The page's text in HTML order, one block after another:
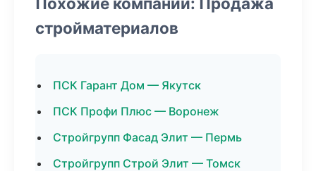
стройматериалов
ПСК Гарант Дом — Якутск
ПСК Профи Плюс — Воронеж
Стройгрупп Фасад Элит — Пермь
Стройгрупп Строй Элит — Томск